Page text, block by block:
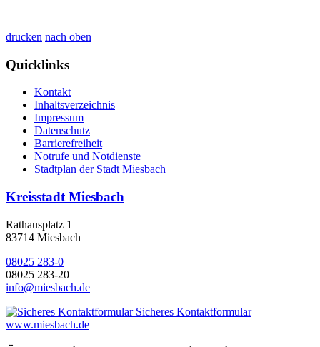
drucken nach oben
Quicklinks
Kontakt
Inhaltsverzeichnis
Impressum
Datenschutz
Barrierefreiheit
Notrufe und Notdienste
Stadtplan der Stadt Miesbach
Kreisstadt Miesbach
Rathausplatz 1
83714 Miesbach
08025 283-0
08025 283-20
info@miesbach.de
Sicheres Kontaktformular
www.miesbach.de